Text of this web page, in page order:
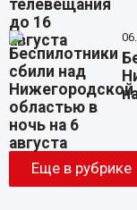
Еще в рубрике